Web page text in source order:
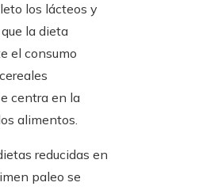
los lácteos y
la dieta
el consumo
centra en la
alimentos.
reducidas en
paleo se